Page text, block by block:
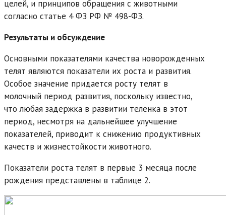
целей, и принципов обращения с животными
согласно статье 4 ФЗ РФ № 498-ФЗ.
Результаты и обсуждение
Основными показателями качества новорожденных
телят являются показатели их роста и развития.
Особое значение придается росту телят в
молочный период развития, поскольку известно,
что любая задержка в развитии теленка в этот
период, несмотря на дальнейшее улучшение
показателей, приводит к снижению продуктивных
качеств и жизнестойкости животного.
Показатели роста телят в первые 3 месяца после
рождения представлены в таблице 2.